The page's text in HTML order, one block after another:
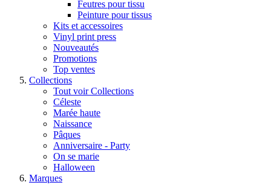
Feutres pour tissu
Peinture pour tissus
Kits et accessoires
Vinyl print press
Nouveautés
Promotions
Top ventes
Collections
Tout voir Collections
Céleste
Marée haute
Naissance
Pâques
Anniversaire - Party
On se marie
Halloween
Marques